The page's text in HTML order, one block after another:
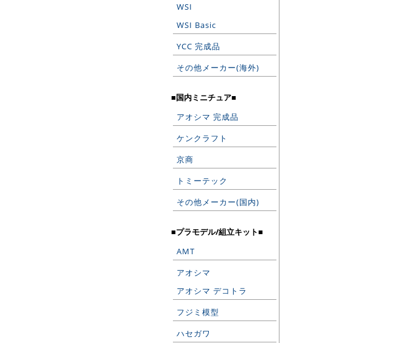
WSI
WSI Basic
YCC 完成品
その他メーカー(海外)
■国内ミニチュア■
アオシマ 完成品
ケンクラフト
京商
トミーテック
その他メーカー(国内)
■プラモデル/組立キット■
AMT
アオシマ
アオシマ デコトラ
フジミ模型
ハセガワ